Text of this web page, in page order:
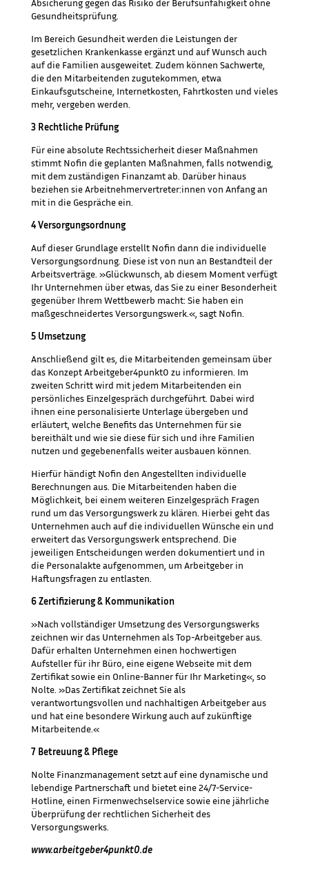
Gesundheitsprüfung.
Im Bereich Gesundheit werden die Leistungen der
gesetzlichen Krankenkasse ergänzt und auf Wunsch auch
auf die Familien ausgeweitet. Zudem können Sachwerte,
die den Mitarbeitenden zugutekommen, etwa
Einkaufsgutscheine, Internetkosten, Fahrtkosten und vieles
mehr, vergeben werden.
3 Rechtliche Prüfung
Für eine absolute Rechtssicherheit dieser Maßnahmen
stimmt Nofin die geplanten Maßnahmen, falls notwendig,
mit dem zuständigen Finanzamt ab. Darüber hinaus
beziehen sie Arbeitnehmervertreter:innen von Anfang an
mit in die Gespräche ein.
4 Versorgungsordnung
Auf dieser Grundlage erstellt Nofin dann die individuelle
Versorgungsordnung. Diese ist von nun an Bestandteil der
Arbeitsverträge. »Glückwunsch, ab diesem Moment verfügt
Ihr Unternehmen über etwas, das Sie zu einer Besonderheit
gegenüber Ihrem Wettbewerb macht: Sie haben ein
maßgeschneidertes Versorgungswerk.«, sagt Nofin.
5 Umsetzung
Anschließend gilt es, die Mitarbeitenden gemeinsam über
das Konzept Arbeitgeber4punkt0 zu informieren. Im
zweiten Schritt wird mit jedem Mitarbeitenden ein
persönliches Einzelgespräch durchgeführt. Dabei wird
ihnen eine personalisierte Unterlage übergeben und
erläutert, welche Benefits das Unternehmen für sie
bereithält und wie sie diese für sich und ihre Familien
nutzen und gegebenenfalls weiter ausbauen können.
Hierfür händigt Nofin den Angestellten individuelle
Berechnungen aus. Die Mitarbeitenden haben die
Möglichkeit, bei einem weiteren Einzelgespräch Fragen
rund um das Versorgungswerk zu klären. Hierbei geht das
Unternehmen auch auf die individuellen Wünsche ein und
erweitert das Versorgungswerk entsprechend. Die
jeweiligen Entscheidungen werden dokumentiert und in
die Personalakte aufgenommen, um Arbeitgeber in
Haftungsfragen zu entlasten.
6 Zertifizierung & Kommunikation
»Nach vollständiger Umsetzung des Versorgungswerks
zeichnen wir das Unternehmen als Top-Arbeitgeber aus.
Dafür erhalten Unternehmen einen hochwertigen
Aufsteller für ihr Büro, eine eigene Webseite mit dem
Zertifikat sowie ein Online-Banner für Ihr Marketing«, so
Nolte. »Das Zertifikat zeichnet Sie als
verantwortungsvollen und nachhaltigen Arbeitgeber aus
und hat eine besondere Wirkung auch auf zukünftige
Mitarbeitende.«
7 Betreuung & Pflege
Nolte Finanzmanagement setzt auf eine dynamische und
lebendige Partnerschaft und bietet eine 24/7-Service-
Hotline, einen Firmenwechselservice sowie eine jährliche
Überprüfung der rechtlichen Sicherheit des
Versorgungswerks.
www.arbeitgeber4punkt0.de